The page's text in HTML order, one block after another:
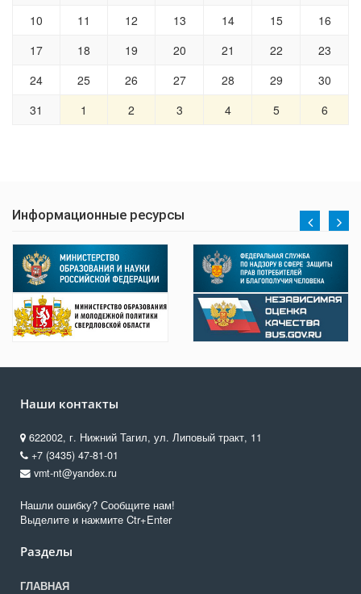
10
11 12 13 14 15
16
17
18 19 20 21 22
23
24
25 26 27 28 29
30
31
1 2 3 4 5 6
Информационные ресурсы
Наши контакты
622002, г. Нижний Тагил, ул. Липовый тракт, 11
+7 (3435) 47-81-01
vmt-nt@yandex.ru
Нашли ошибку? Сообщите нам!
Выделите и нажмите Ctr+Enter
Разделы
ГЛАВНАЯ